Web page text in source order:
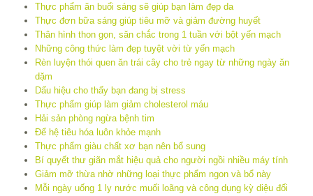
Thực phẩm ăn buổi sáng sẽ giúp bạn làm đẹp da
Thực đơn bữa sáng giúp tiêu mỡ và giảm đường huyết
Thân hình thon gọn, săn chắc trong 1 tuần với bột yến mạch
Những công thức làm đẹp tuyệt vời từ yến mạch
Rèn luyện thói quen ăn trái cây cho trẻ ngay từ những ngày ăn
dặm
Dấu hiệu cho thấy bạn đang bị stress
Thực phẩm giúp làm giảm cholesterol máu
Hải sản phòng ngừa bệnh tim
Để hệ tiêu hóa luôn khỏe mạnh
Thực phẩm giàu chất xơ bạn nên bổ sung
Bí quyết thư giãn mắt hiệu quả cho người ngồi nhiều máy tính
Giảm mỡ thừa nhờ những loại thực phẩm ngon và bổ này
Mỗi ngày uống 1 ly nước muối loãng và công dụng kỳ diệu đối